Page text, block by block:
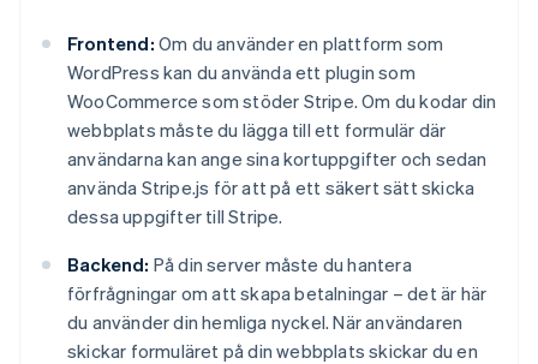
Frontend: Om du använder en plattform som
WordPress kan du använda ett plugin som
WooCommerce som stöder Stripe. Om du kodar din
webbplats måste du lägga till ett formulär där
användarna kan ange sina kortuppgifter och sedan
använda Stripe.js för att på ett säkert sätt skicka
dessa uppgifter till Stripe.
Backend: På din server måste du hantera
förfrågningar om att skapa betalningar – det är här
du använder din hemliga nyckel. När användaren
skickar formuläret på din webbplats skickar du en